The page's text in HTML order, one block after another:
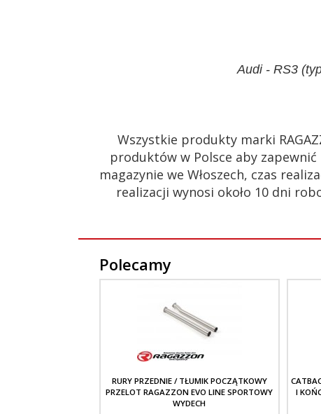
Audi - RS3
Wszystkie produkty marki
produktów w Polsce aby
magazynie we Włoszech, czas
realizacji wynosi około 10 dni
Polecamy
RURY PRZEDNIE / TŁUMIK POCZĄTKOWY
PRZELOT RAGAZZON EVO LINE SPORTOWY
WYDECH
I